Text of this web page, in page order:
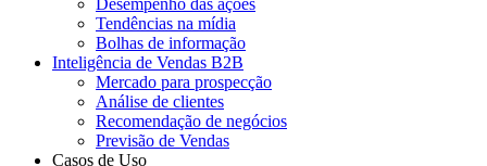
Tendências na mídia
Bolhas de informação
Inteligência de Vendas B2B
Mercado para prospecção
Análise de clientes
Recomendação de negócios
Previsão de Vendas
Casos de Uso